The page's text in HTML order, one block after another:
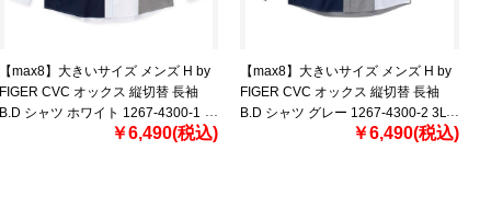
【max8】大きいサイズ メンズ H by
FIGER CVC オックス 縦切替 長袖
B.D シャツ ホワイト 1267-4300-1
￥6,490(税込)
【max8】大きいサイズ メンズ H by
FIGER CVC オックス 縦切替 長袖
B.D シャツ グレー 1267-4300-2 3L
￥6,490(税込)